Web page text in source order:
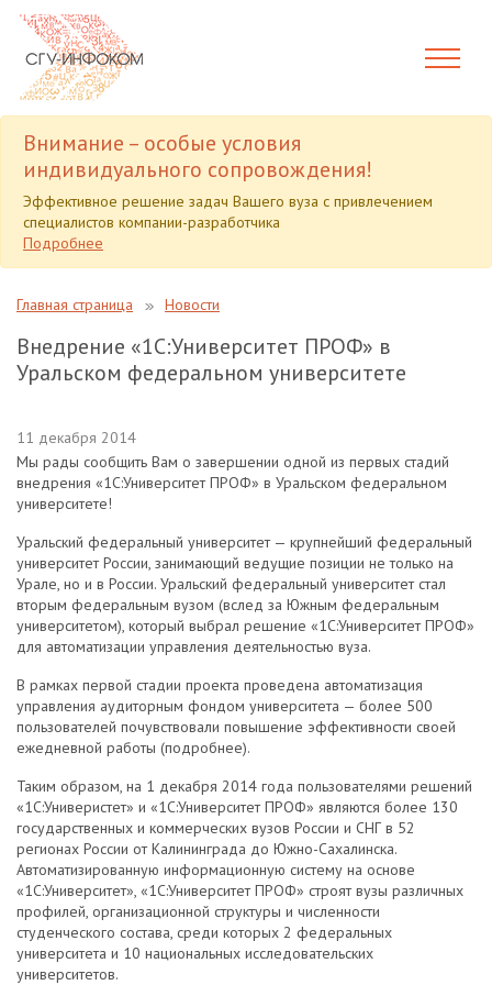
Внимание – особые условия
индивидуального сопровождения!
Эффективное решение задач Вашего вуза с привлечением
специалистов компании-разработчика
Подробнее
Главная страница Новости
Внедрение «1С:Университет ПРОФ» в
Уральском федеральном университете
11 декабря 2014
Мы рады сообщить Вам о завершении одной из первых стадий
внедрения «1С:Университет ПРОФ» в Уральском федеральном
университете!
Уральский федеральный университет — крупнейший федеральный
университет России, занимающий ведущие позиции не только на
Урале, но и в России. Уральский федеральный университет стал
вторым федеральным вузом (вслед за Южным федеральным
университетом), который выбрал решение «1С:Университет ПРОФ»
для автоматизации управления деятельностью вуза.
В рамках первой стадии проекта проведена автоматизация
управления аудиторным фондом университета — более 500
пользователей почувствовали повышение эффективности своей
ежедневной работы (подробнее).
Таким образом, на 1 декабря 2014 года пользователями решений
«1С:Универистет» и «1С:Университет ПРОФ» являются более 130
государственных и коммерческих вузов России и СНГ в 52
регионах России от Калининграда до Южно-Сахалинска.
Автоматизированную информационную систему на основе
«1С:Университет», «1С:Университет ПРОФ» строят вузы различных
профилей, организационной структуры и численности
студенческого состава, среди которых 2 федеральных
университета и 10 национальных исследовательских
университетов.